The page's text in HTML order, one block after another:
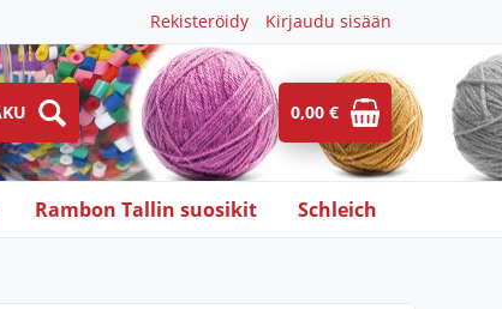
Rekisteröidy Kirjaudu sisään
0,00 €
Rambon Tallin suosikit Schleich